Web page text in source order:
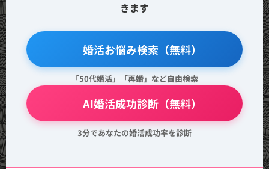
きます
🔍 婚活お悩み検索（無料）
「50代婚活」「再婚」など自由検索
💖 AI婚活成功診断（無料）
3分であなたの婚活成功率を診断